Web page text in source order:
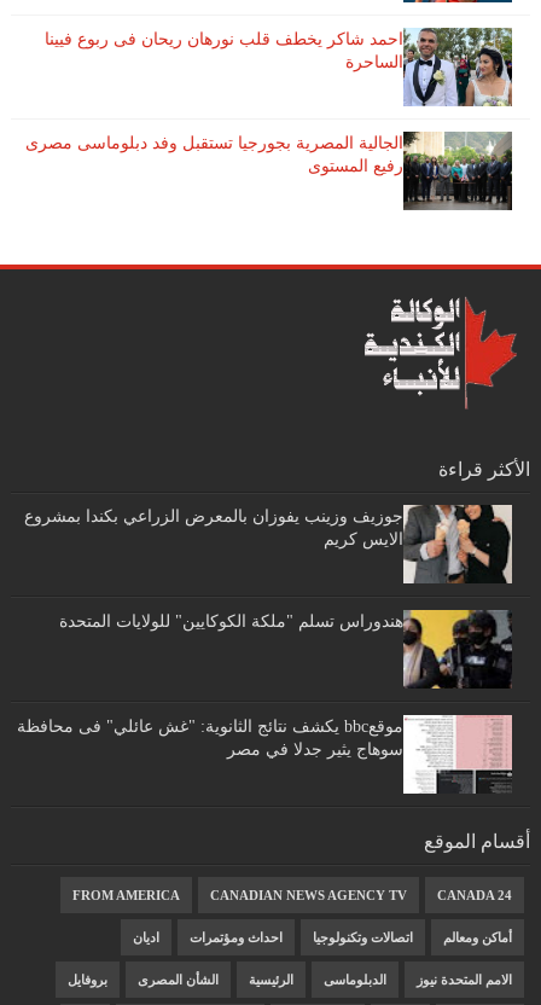
احمد شاكر يخطف قلب نورهان ريحان فى ربوع فيينا
الساحرة
الجالية المصرية بجورجيا تستقبل وفد دبلوماسى مصرى
رفيع المستوى
الأكثر قراءة
جوزيف وزينب يفوزان بالمعرض الزراعي بكندا بمشروع
الايس كريم
هندوراس تسلم "ملكة الكوكايين" للولايات المتحدة
موقعbbc يكشف نتائج الثانوية: "غش عائلي" فى محافظة
سوهاج يثير جدلا في مصر
أقسام الموقع
CANADA 24
CANADIAN NEWS AGENCY TV
FROM AMERICA
أماكن ومعالم اتصالات وتكنولوجيا احداث ومؤتمرات اديان
الامم المتحدة نيوز الدبلوماسى الرئيسية الشأن المصرى بروفايل